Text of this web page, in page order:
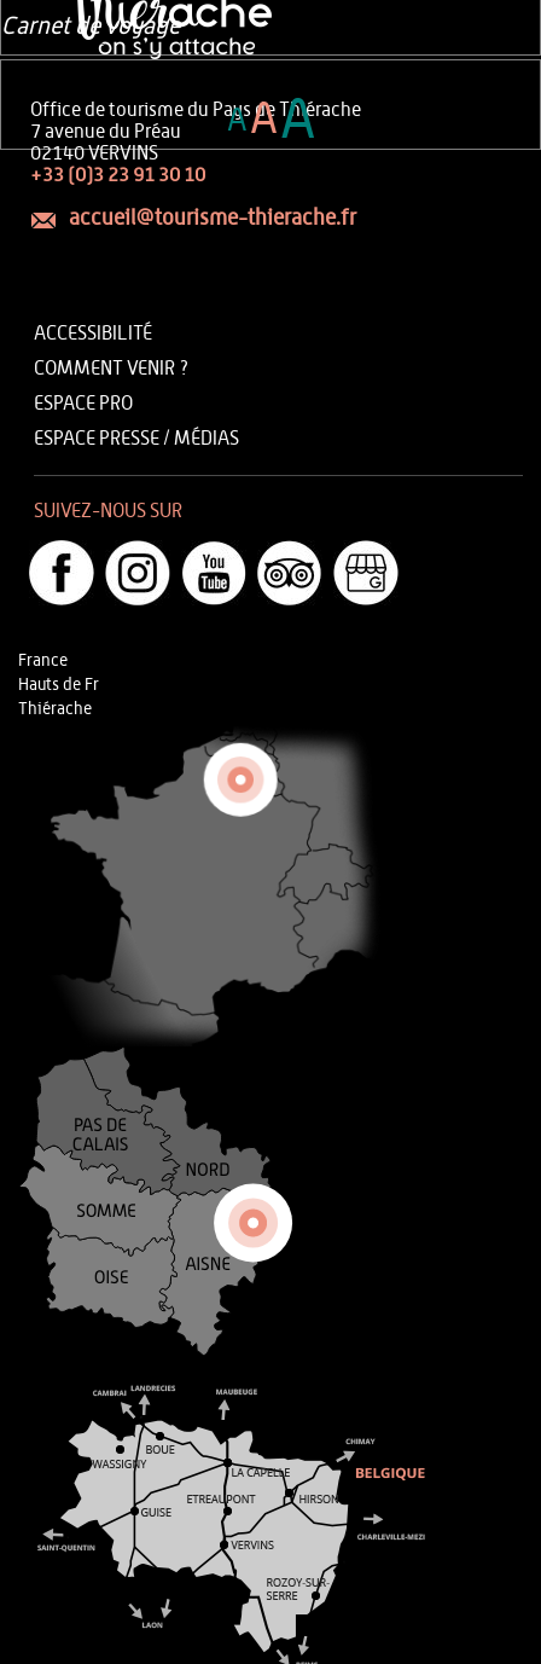
Office de tourisme du Pays de Thiérache
7 avenue du Préau
02140 VERVINS
+33 (0)3 23 91 30 10
accueil@tourisme-thierache.fr
ACCESSIBILITÉ
COMMENT VENIR ?
ESPACE PRO
ESPACE PRESSE / MÉDIAS
SUIVEZ-NOUS SUR
France
Hauts de Fr
Thiérache
Carnet de voyage
AAA